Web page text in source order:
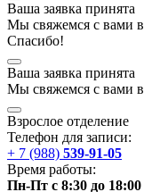
Ваша заявка принята
Мы свяжемся с вами
Спасибо!
Ваша заявка принята
Мы свяжемся с вами
Взрослое отделение
Телефон для записи:
+ 7 (988) 539-91-05
Время работы:
Пн-Пт с 8:30 до 18:00